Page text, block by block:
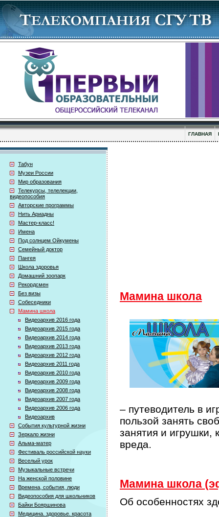
ГЛАВНАЯ
Табун
Музеи России
Мир образования
Телекурсы, телелекции,
видеопособия
Авторские программы
Нить Ариадны
Мастер-класс!
Имена
Под солнцем Ойкумены
Семейный доктор
Пангея
Школа здоровья
Домашний зоопарк
Рекордсмен
Без визы
Собеседники
Мамина школа
Видеоархив 2016 года
Видеоархив 2015 года
Видеоархив 2014 года
Видеоархив 2013 года
Видеоархив 2012 года
Видеоархив 2011 года
Видеоархив 2010 года
Видеоархив 2009 года
Видеоархив 2008 года
Видеоархив 2007 года
Видеоархив 2006 года
Видеоархив
События культурной жизни
Зеркало жизни
Альма-матер
Фестиваль российской науки
Веселый урок
Музыкальные встречи
На женской половине
Времена, события, люди
Видеопособия для школьников
Байки Бояршинова
Медицина. здоровье. красота
Мамина школа
– путеводитель в
пользой занять
занятия и игрушки,
вреда.
Мамина школа
Об особенностях